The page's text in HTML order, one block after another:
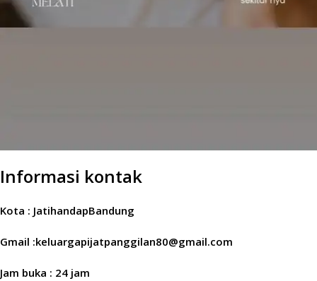
Informasi kontak
Kota : JatihandapBandung
Gmail :keluargapijatpanggilan80@gmail.com
Jam buka : 24 jam